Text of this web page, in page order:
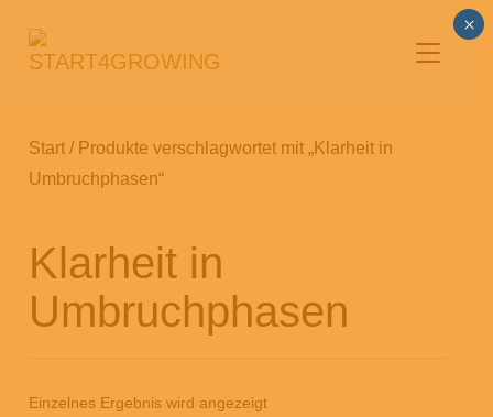
Start/ Produkte verschlagwortet mit „Klarheit in
Umbruchphasen“
Klarheit in
Umbruchphasen
Einzelnes Ergebnis wird angezeigt
×